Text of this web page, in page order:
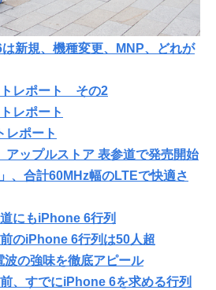
は新規、機種変更、MNP、どれが
トレポート その2
レポート
レポート
アップルストア 表参道で発売開始
、合計60MHz幅のLTEで快適さ
にもiPhone 6行列
のiPhone 6行列は50人超
の強味を徹底アピール
、すでにiPhone 6を求める行列